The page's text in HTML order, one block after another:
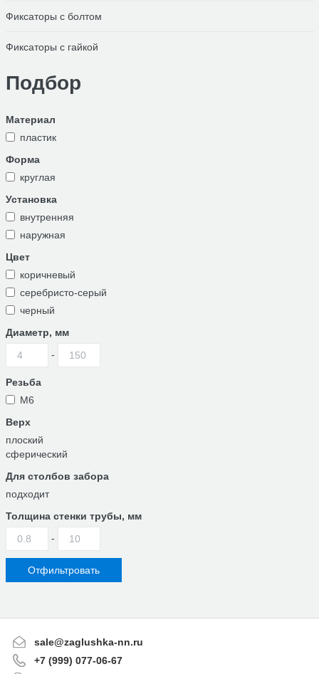
Фиксаторы с болтом
Фиксаторы с гайкой
Подбор
Материал
пластик
Форма
круглая
Установка
внутренняя
наружная
Цвет
коричневый
серебристо-серый
черный
Диаметр, мм
-
Резьба
М6
Верх
плоский
сферический
Для столбов забора
подходит
Толщина стенки трубы, мм
-
sale@zaglushka-nn.ru
+7 (999) 077-06-67